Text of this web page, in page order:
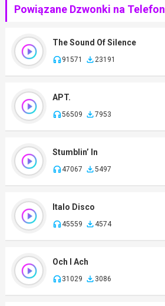
Powiązane Dzwonki na Telefon
The Sound Of Silence
91571 23191
APT.
56509 7953
Stumblin’ In
47067 5497
Italo Disco
45559 4574
Och I Ach
31029 3086